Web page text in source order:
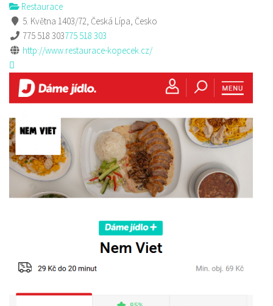
Restaurace
5. Května 1403/72, Česká Lípa, Česko
775 518 303775 518 303
http://www.restaurace-kopecek.cz/